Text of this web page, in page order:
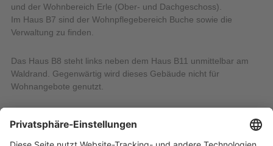
und der Wohnbereich Erle (Ober- und Dachgeschoss).
Im Haus B7 sind der Wohnpflegebereich Buche sowie die
Verwaltung zu finden.
Das Haus B8 steht links neben dem Haus B11 unmittelbar am
Waldrand. Gegenwärtig wird dieses Gebäude nicht für
Wohnangebote genutzt.
Wächtler Weg, ca. 1 km westlich unserer Einrichtung in der
Ortsmitte.